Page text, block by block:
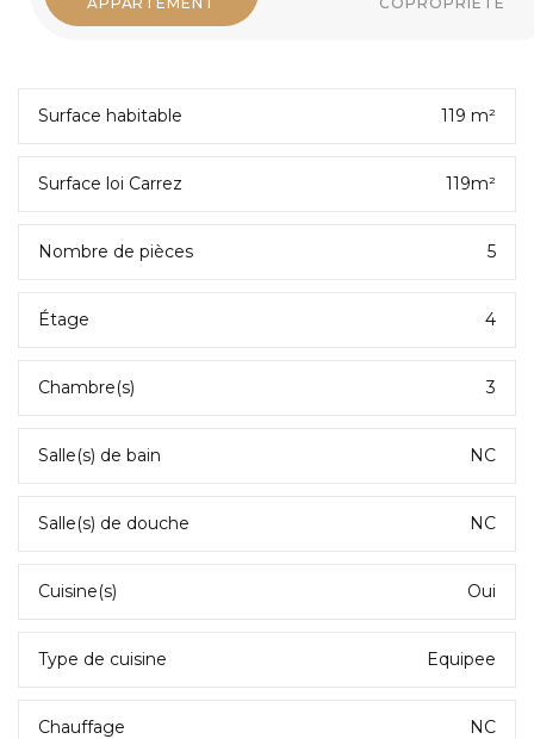
Surface habitable 119 m²
Surface loi Carrez 119m²
Nombre de pièces 5
Étage 4
Chambre(s) 3
Salle(s) de bain NC
Salle(s) de douche NC
Cuisine(s) Oui
Type de cuisine Equipee
Chauffage NC